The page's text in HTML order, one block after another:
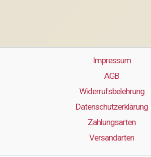
Impressum
AGB
Widerrufsbelehrung
Datenschutzerklärung
Zahlungsarten
Versandarten